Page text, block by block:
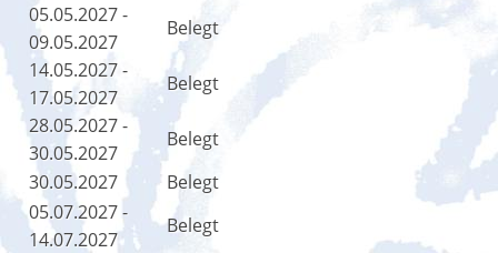
05.05.2027 -
09.05.2027
Belegt
14.05.2027 -
17.05.2027
Belegt
28.05.2027 -
30.05.2027
Belegt
30.05.2027
Belegt
05.07.2027 -
14.07.2027
Belegt